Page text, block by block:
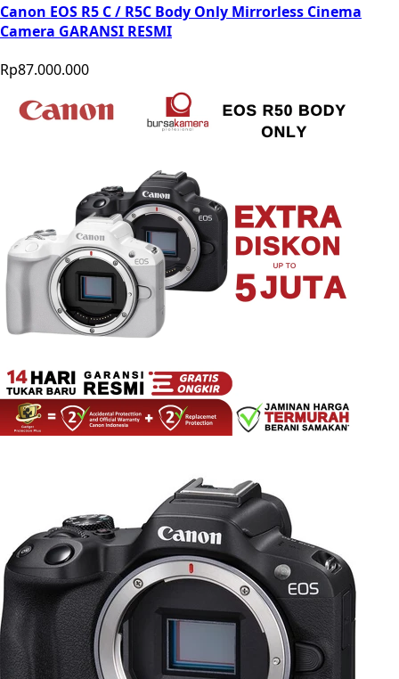
Canon EOS R5 C / R5C Body Only Mirrorless Cinema
Camera GARANSI RESMI
Rp87.000.000